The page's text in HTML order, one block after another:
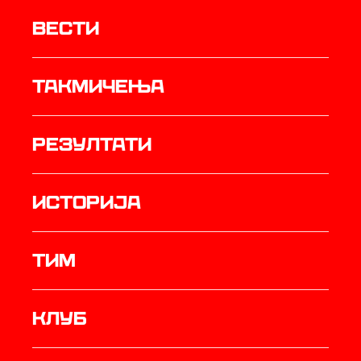
Вести
Такмичења
резултати
историја
ТИМ
Клуб